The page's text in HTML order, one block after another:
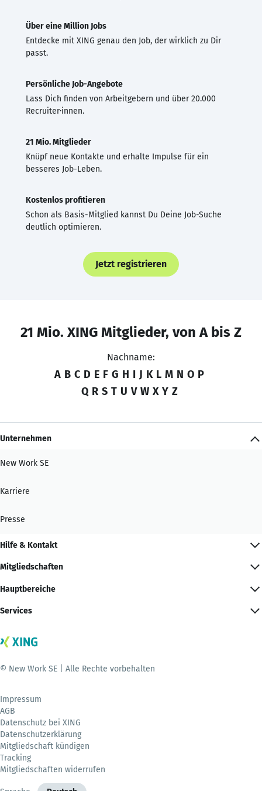
Über eine Million Jobs
Entdecke mit XING genau den Job, der wirklich zu Dir
passt.
Persönliche Job-Angebote
Lass Dich finden von Arbeitgebern und über 20.000
Recruiter·innen.
21 Mio. Mitglieder
Knüpf neue Kontakte und erhalte Impulse für ein
besseres Job-Leben.
Kostenlos profitieren
Schon als Basis-Mitglied kannst Du Deine Job-Suche
deutlich optimieren.
Jetzt registrieren
21 Mio. XING Mitglieder, von A bis Z
Nachname:
A B C D E F G H I J K L M N O P
Q R S T U V W X Y Z
Unternehmen
New Work SE
Karriere
Presse
Hilfe & Kontakt
Mitgliedschaften
Hauptbereiche
Services
© New Work SE | Alle Rechte vorbehalten
Impressum
AGB
Datenschutz bei XING
Datenschutzerklärung
Mitgliedschaft kündigen
Tracking
Mitgliedschaften widerrufen